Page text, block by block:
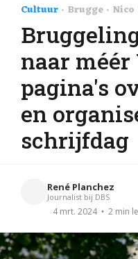
Cultuur Brugge
naar
pagina's
en
schrijfdag
René Planchez
Journalist bij DBS
4 mrt. 2024 2 min